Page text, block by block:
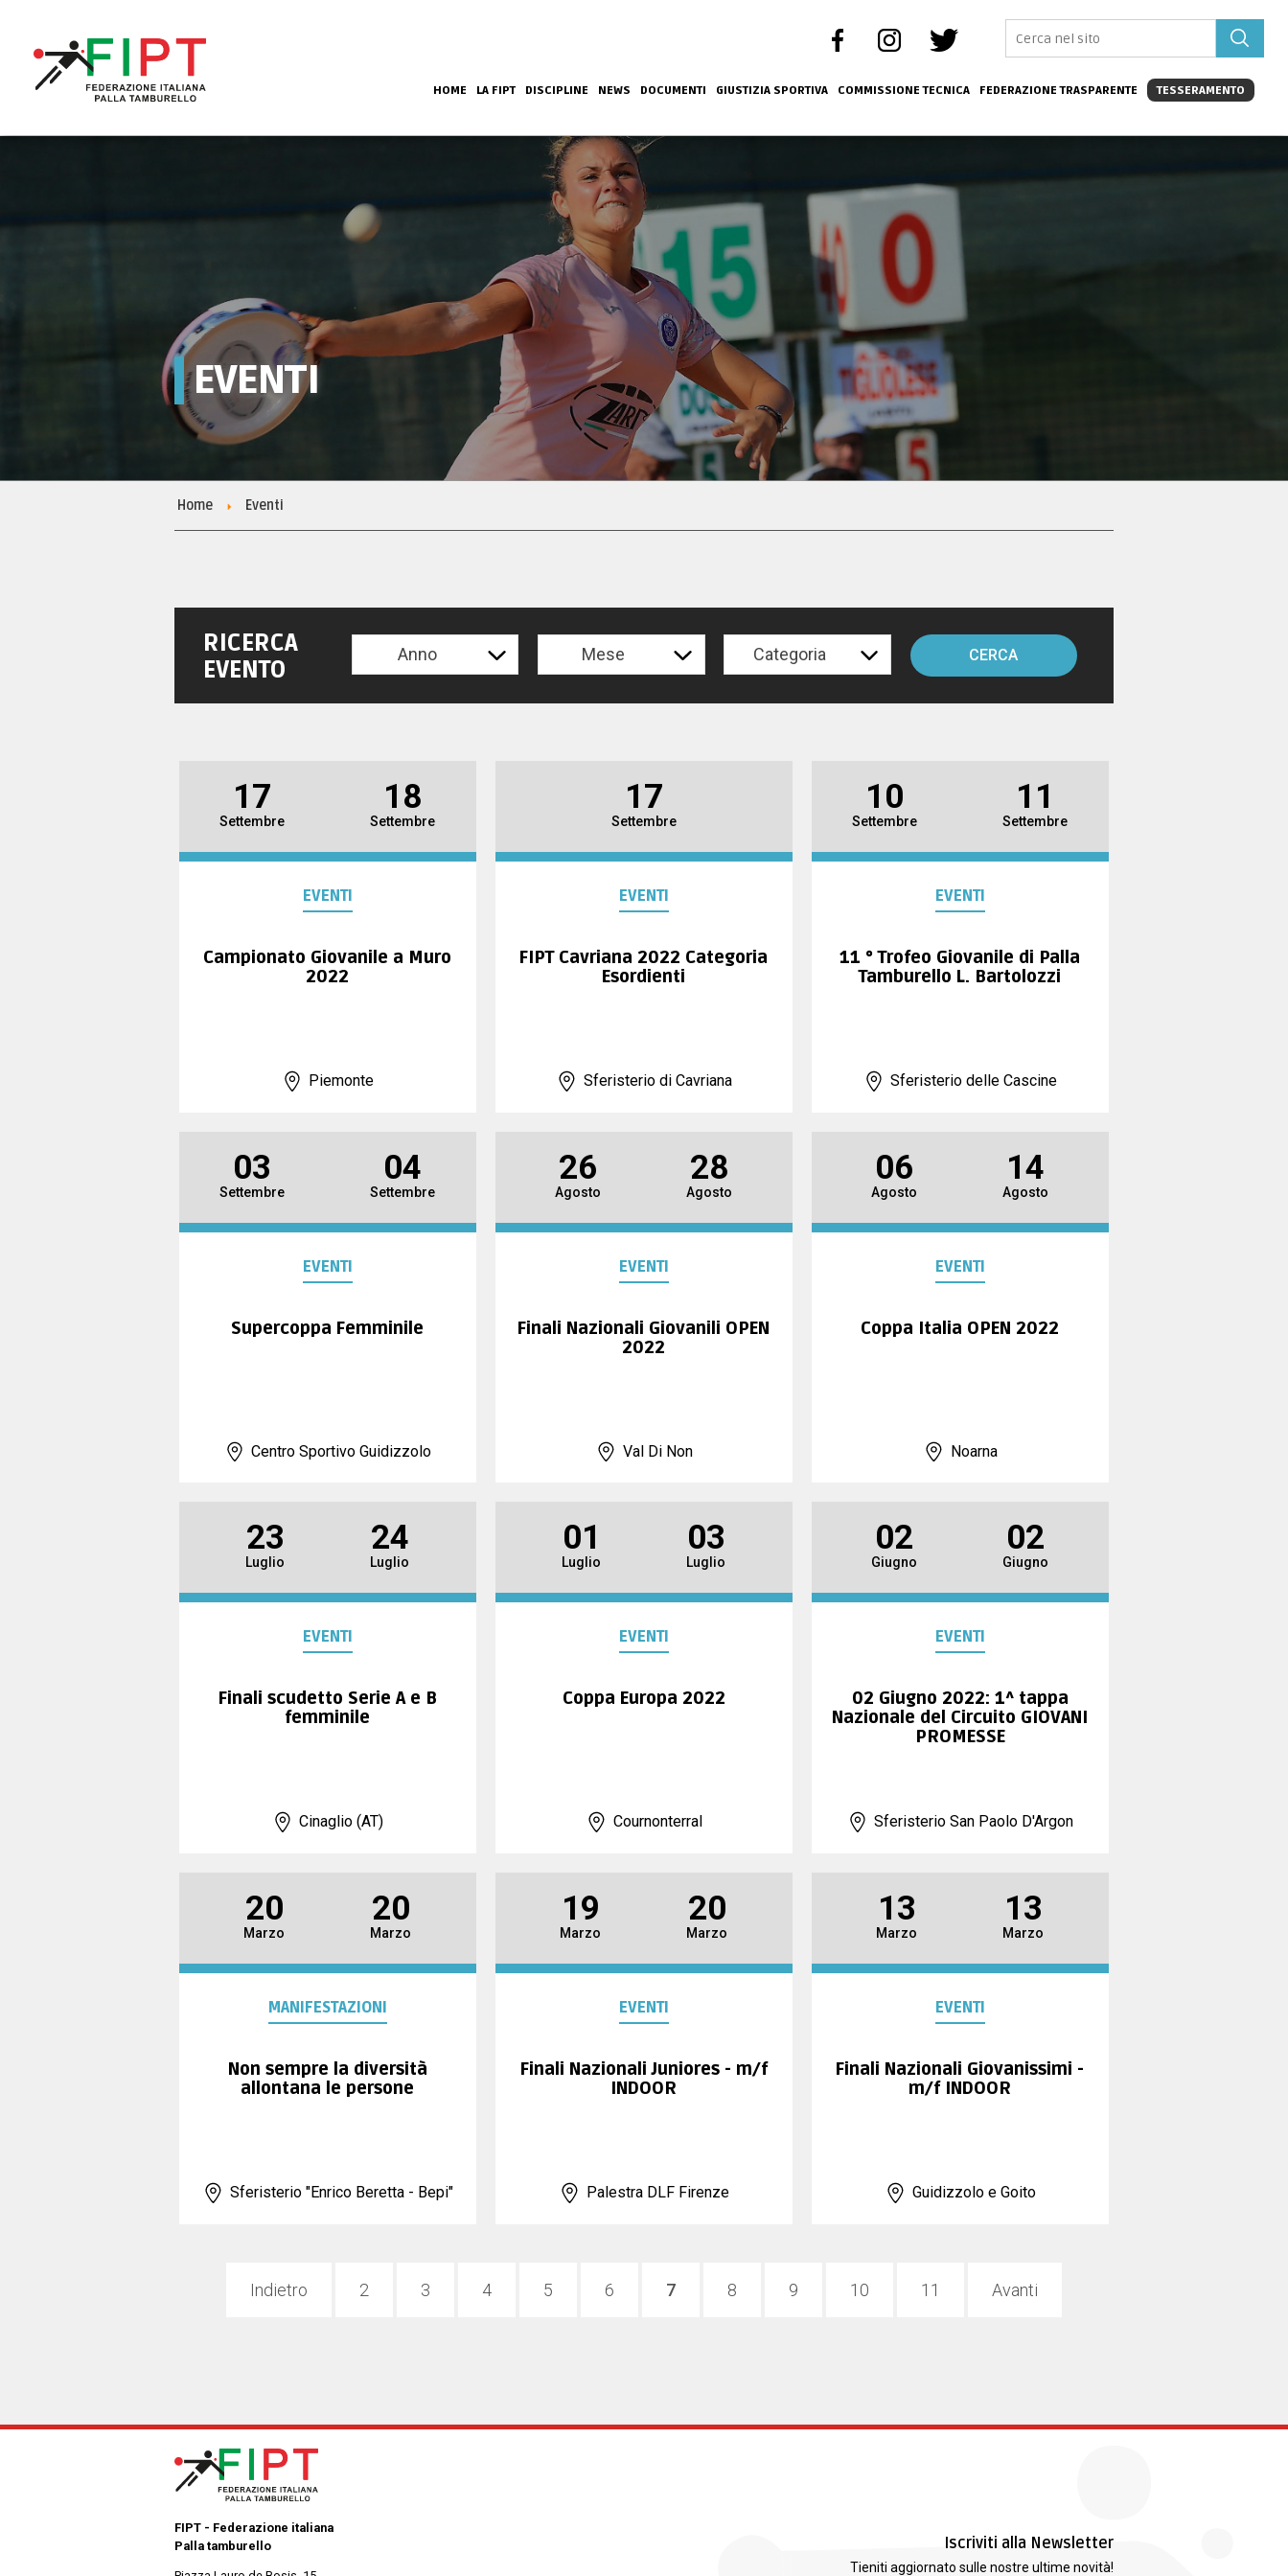
HOME LA FIPT DISCIPLINE NEWS DOCUMENTI GIUSTIZIA SPORTIVA COMMISSIONE TECNICA FEDERAZIONE TRASPARENTE TESSERAMENTO
EVENTI
Home Eventi
RICERCA
EVENTO
Anno Mese Categoria CERCA
17
Settembre
18
Settembre
EVENTI
Campionato Giovanile a Muro
2022
Piemonte
17
Settembre
EVENTI
FIPT Cavriana 2022 Categoria
Esordienti
Sferisterio di Cavriana
10
Settembre
11
Settembre
EVENTI
11 ° Trofeo Giovanile di Palla
Tamburello L. Bartolozzi
Sferisterio delle Cascine
03
Settembre
04
Settembre
EVENTI
Supercoppa Femminile
Centro Sportivo Guidizzolo
26
Agosto
28
Agosto
EVENTI
Finali Nazionali Giovanili OPEN
2022
Val Di Non
06
Agosto
14
Agosto
EVENTI
Coppa Italia OPEN 2022
Noarna
23
Luglio
24
Luglio
EVENTI
Finali scudetto Serie A e B
femminile
Cinaglio (AT)
01
Luglio
03
Luglio
EVENTI
Coppa Europa 2022
Cournonterral
02
Giugno
02
Giugno
EVENTI
02 Giugno 2022: 1^ tappa
Nazionale del Circuito GIOVANI
PROMESSE
Sferisterio San Paolo D'Argon
20
Marzo
20
Marzo
MANIFESTAZIONI
Non sempre la diversità
allontana le persone
Sferisterio "Enrico Beretta - Bepi"
19
Marzo
20
Marzo
EVENTI
Finali Nazionali Juniores - m/f
INDOOR
Palestra DLF Firenze
13
Marzo
13
Marzo
EVENTI
Finali Nazionali Giovanissimi -
m/f INDOOR
Guidizzolo e Goito
Indietro 2 3 4 5 6 7 8 9 10 11 Avanti
FIPT - Federazione italiana
Palla tamburello
Iscriviti alla Newsletter
Tieniti aggiornato sulle nostre ultime novità!